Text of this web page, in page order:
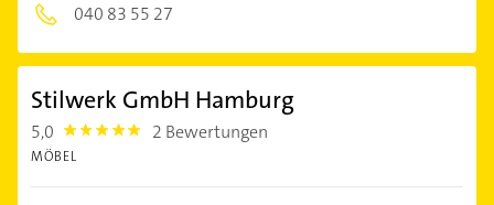
040 83 55 27
Stilwerk GmbH Hamburg
5,0 5.0 2 Bewertungen
MÖBEL